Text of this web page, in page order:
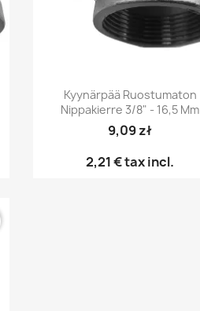
Pikakatselu
Kyynärpää Ruostumaton
Nippakierre 3/8" - 16,5 Mm
9,09 zł
2,21 €tax incl.